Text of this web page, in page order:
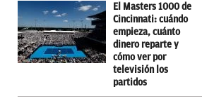
El Masters 1000 de
Cincinnati: cuándo
empieza, cuánto
dinero reparte y
cómo ver por
televisión los
partidos